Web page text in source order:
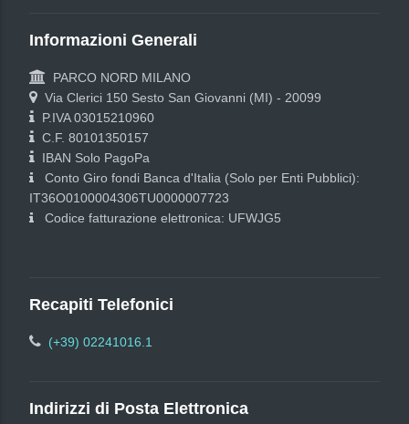
Informazioni Generali
PARCO NORD MILANO
Via Clerici 150 Sesto San Giovanni (MI) - 20099
P.IVA 03015210960
C.F. 80101350157
IBAN Solo PagoPa
Conto Giro fondi Banca d'Italia (Solo per Enti Pubblici):
IT36O0100004306TU0000007723
Codice fatturazione elettronica: UFWJG5
Recapiti Telefonici
(+39) 02241016.1
Indirizzi di Posta Elettronica